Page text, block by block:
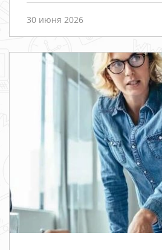
30 июня 2026